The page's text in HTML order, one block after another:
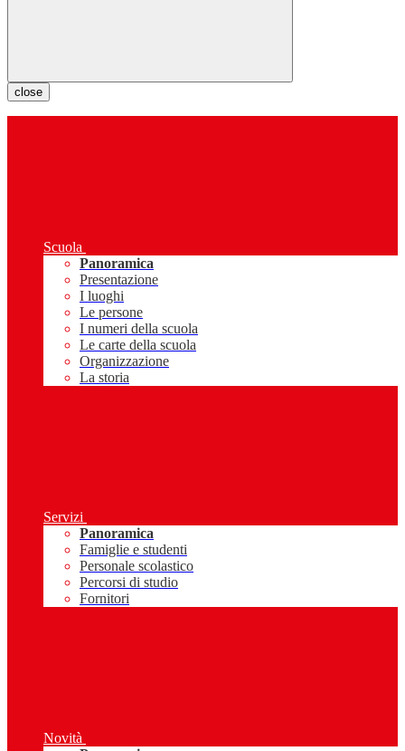
close
Scuola
Panoramica
Presentazione
I luoghi
Le persone
I numeri della scuola
Le carte della scuola
Organizzazione
La storia
Servizi
Panoramica
Famiglie e studenti
Personale scolastico
Percorsi di studio
Fornitori
Novità